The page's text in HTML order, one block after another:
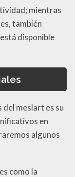
mientras
también
disponible
meslart es su
en
algunos
como la